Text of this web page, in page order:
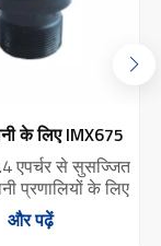
संरचना वाला वाहन
कैमरा लेंस YT-
E1
व्हीकल रियरव्यू कैमरा
और आसपास के
दृश्य लेंसबेहतरीन इमेज
क्वालिटी के लिए 650nm
और पढ़ें